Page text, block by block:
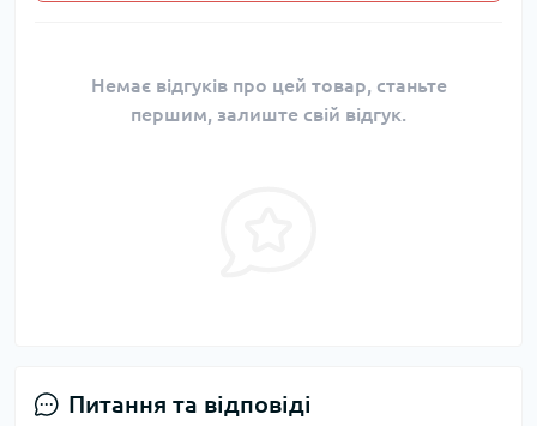
Немає відгуків про цей товар, станьте
першим, залиште свій відгук.
Питання та відповіді